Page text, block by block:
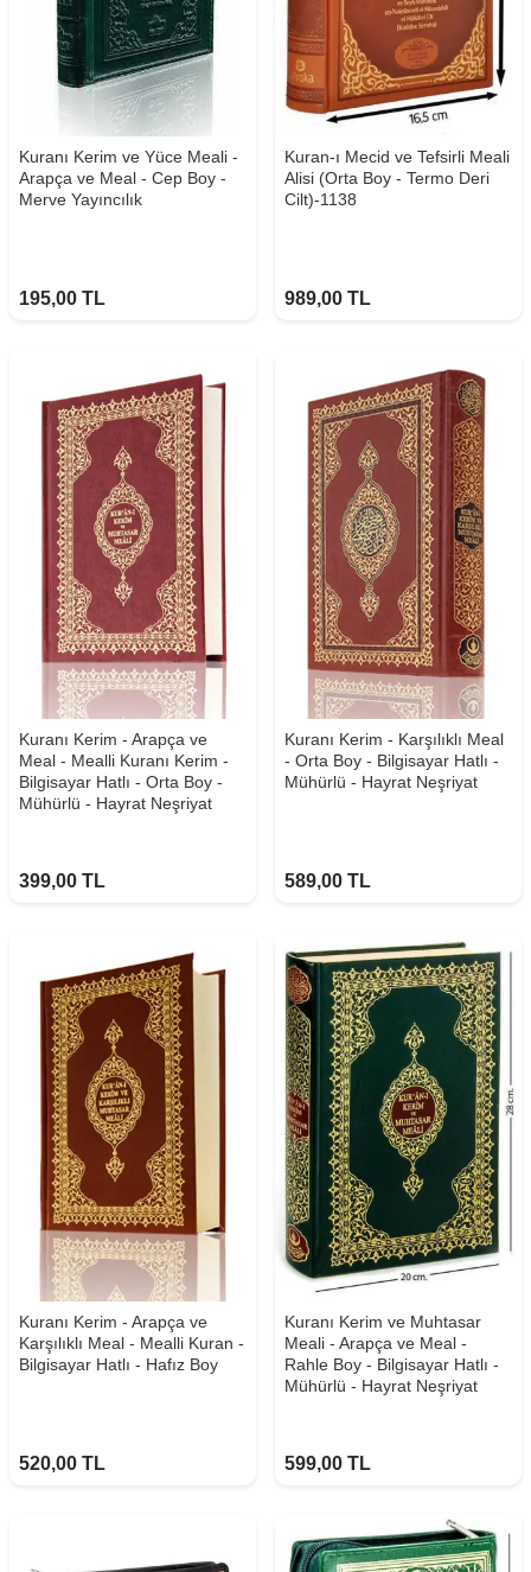
Kuranı Kerim ve Yüce Meali -
Arapça ve Meal - Cep Boy -
Merve Yayıncılık
195,00 TL
Kuran-ı Mecid ve Tefsirli Meali
Alisi (Orta Boy - Termo Deri
Cilt)-1138
989,00 TL
Kuranı Kerim - Arapça ve
Meal - Mealli Kuranı Kerim -
Bilgisayar Hatlı - Orta Boy -
Mühürlü - Hayrat Neşriyat
399,00 TL
Kuranı Kerim - Karşılıklı Meal
- Orta Boy - Bilgisayar Hatlı -
Mühürlü - Hayrat Neşriyat
589,00 TL
Kuranı Kerim - Arapça ve
Karşılıklı Meal - Mealli Kuran -
Bilgisayar Hatlı - Hafız Boy
520,00 TL
Kuranı Kerim ve Muhtasar
Meali - Arapça ve Meal -
Rahle Boy - Bilgisayar Hatlı -
Mühürlü - Hayrat Neşriyat
599,00 TL